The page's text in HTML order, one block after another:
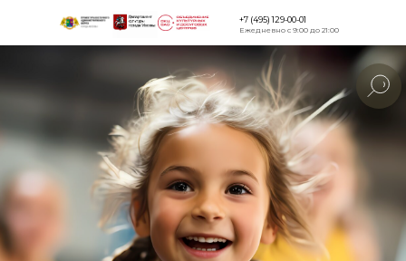
Версия для
+7 (495) 129-00-01
Ежедневно с 9:00 до 21:00